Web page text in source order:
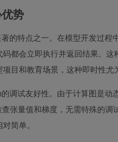
势
的特点之一。在模型开发过
都会立即执行并返回结果。
目和教育场景，这种即时性尤
调试友好性。由于计算图是
张量值和梯度，无需特殊的调
简单。